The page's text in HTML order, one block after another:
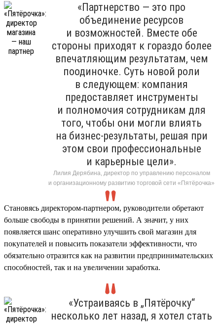
«Партнерство — это про
объединение ресурсов
и возможностей. Вместе обе
стороны приходят к гораздо более
впечатляющим результатам, чем
поодиночке. Суть новой роли
в следующем: компания
предоставляет инструменты
и полномочия сотрудникам для
того, чтобы они могли влиять
на бизнес-результаты, решая при
этом свои профессиональные
и карьерные цели».
Лилия Дерябина, директор по управлению персоналом
и организационному развитию торговой сети «Пятёрочка»
Становясь директором-партнером, руководители обретают
больше свободы в принятии решений. А значит, у них
появляется шанс оперативно улучшить свой магазин для
покупателей и повысить показатели эффективности, что
обязательно отразится как на развитии предпринимательских
способностей, так и на увеличении заработка.
«Устраиваясь в „Пятёрочку“
несколько лет назад, я хотел стать